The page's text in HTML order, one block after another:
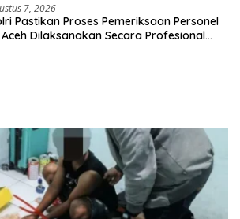
7, 2026
Pastikan Proses Pemeriksaan Personel
Dilaksanakan Secara Profesional